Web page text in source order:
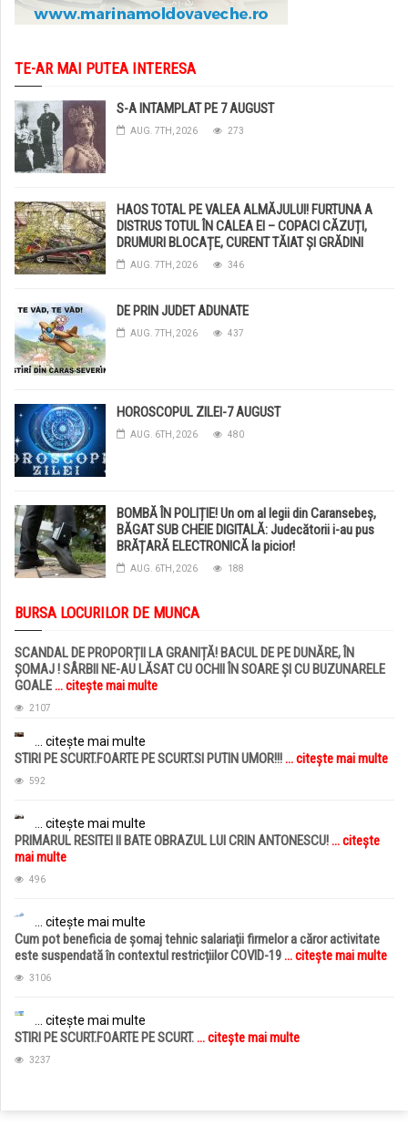
TE-AR MAI PUTEA INTERESA
S-A INTAMPLAT PE 7 AUGUST
AUG. 7TH, 2026 273
HAOS TOTAL PE VALEA ALMĂJULUI! FURTUNA A
DISTRUS TOTUL ÎN CALEA EI – COPACI CĂZUȚI,
DRUMURI BLOCAȚE, CURENT TĂIAT ȘI GRĂDINI
DISTRUSE DE GRINDINĂ!
AUG. 7TH, 2026 346
DE PRIN JUDET ADUNATE
AUG. 7TH, 2026 437
HOROSCOPUL ZILEI-7 AUGUST
AUG. 6TH, 2026 480
BOMBĂ ÎN POLIȚIE! Un om al legii din Caransebeș,
BĂGAT SUB CHEIE DIGITALĂ: Judecătorii i-au pus
BRĂȚARĂ ELECTRONICĂ la picior!
AUG. 6TH, 2026 188
BURSA LOCURILOR DE MUNCA
SCANDAL DE PROPORȚII LA GRANIȚĂ! BACUL DE PE DUNĂRE, ÎN
ȘOMAJ ! SÂRBII NE-AU LĂSAT CU OCHII ÎN SOARE ȘI CU BUZUNARELE
GOALE... citește mai multe
2107
... citește mai multe
STIRI PE SCURT.FOARTE PE SCURT.SI PUTIN UMOR!!!... citește mai multe
592
... citește mai multe
PRIMARUL RESITEI II BATE OBRAZUL LUI CRIN ANTONESCU!... citește
mai multe
496
... citește mai multe
Cum pot beneficia de șomaj tehnic salariații firmelor a căror activitate
este suspendată în contextul restricțiilor COVID-19... citește mai multe
3106
... citește mai multe
STIRI PE SCURT.FOARTE PE SCURT.... citește mai multe
3237